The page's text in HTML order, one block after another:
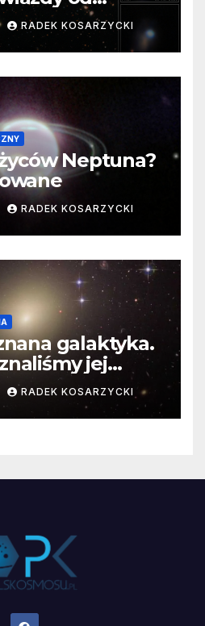
Niezwykle
RADEK KOSARZYCKI
Neptuna?
RADEK KOSARZYCKI
galaktyka.
jej
RADEK KOSARZYCKI